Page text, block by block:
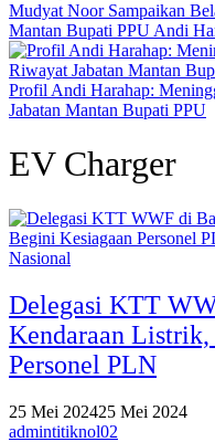
Mudyat Noor Sampaikan
Mantan Bupati PPU Andi
Profil Andi Harahap:
Jabatan Mantan Bupati PPU
EV Charger
Nasional
Delegasi KTT
Kendaraan
Personel PLN
25 Mei 202425 Mei 2024
admintitiknol02